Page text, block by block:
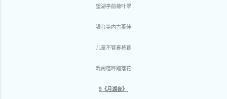
望湖亭前荷叶翠
银台第内古董佳
儿童不管春将暮
戏闹喧哗踏落花
9《月湖夜》